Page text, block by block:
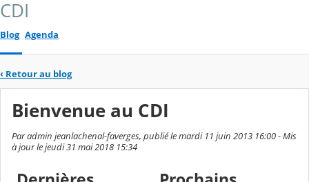
CDI
Blog Agenda
‹ Retour au blog
Bienvenue au CDI
Par admin jeanlachenal-faverges, publié le mardi 11 juin 2013 16:00 - Mis
à jour le jeudi 31 mai 2018 15:34